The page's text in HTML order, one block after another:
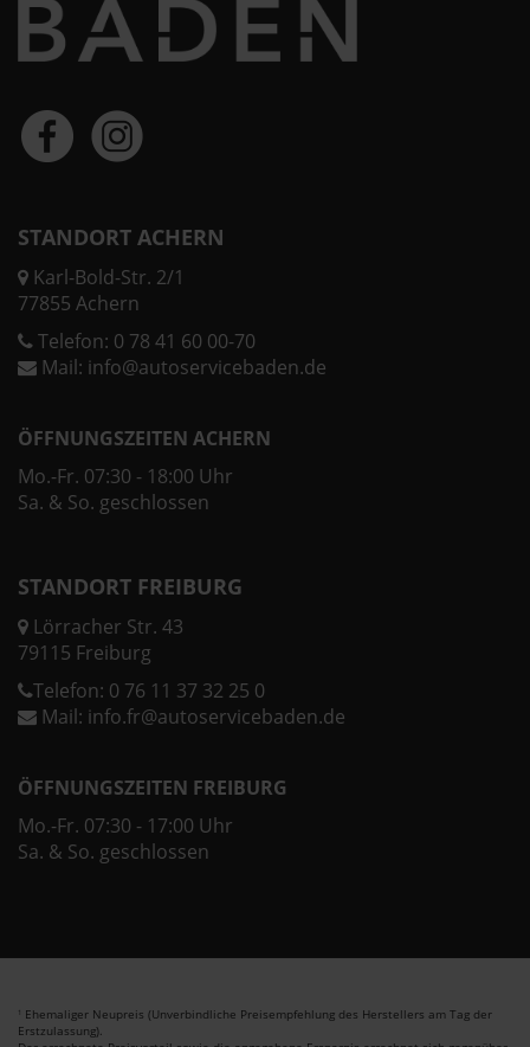
STANDORT ACHERN
Karl-Bold-Str. 2/1
77855 Achern
Telefon: 0 78 41 60 00-70
Mail: info@autoservicebaden.de
ÖFFNUNGSZEITEN ACHERN
Mo.-Fr. 07:30 - 18:00 Uhr
Sa. & So. geschlossen
STANDORT FREIBURG
Lörracher Str. 43
79115 Freiburg
Telefon: 0 76 11 37 32 25 0
Mail: info.fr@autoservicebaden.de
ÖFFNUNGSZEITEN FREIBURG
Mo.-Fr. 07:30 - 17:00 Uhr
Sa. & So. geschlossen
1 Ehemaliger Neupreis (Unverbindliche Preisempfehlung des Herstellers am Tag der
Erstzulassung).